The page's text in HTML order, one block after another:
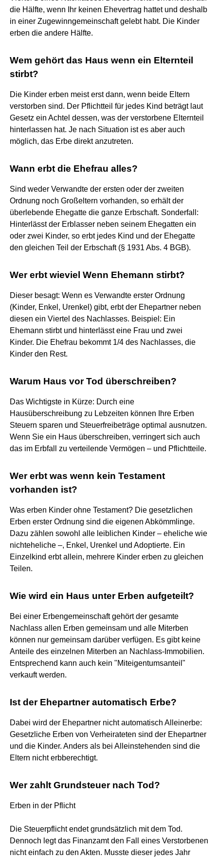
die Hälfte, wenn Ihr keinen Ehevertrag hattet und deshalb
in einer Zugewinngemeinschaft gelebt habt. Die Kinder
erben die andere Hälfte.
Wem gehört das Haus wenn ein Elternteil
stirbt?
Die Kinder erben meist erst dann, wenn beide Eltern
verstorben sind. Der Pflichtteil für jedes Kind beträgt laut
Gesetz ein Achtel dessen, was der verstorbene Elternteil
hinterlassen hat. Je nach Situation ist es aber auch
möglich, das Erbe direkt anzutreten.
Wann erbt die Ehefrau alles?
Sind weder Verwandte der ersten oder der zweiten
Ordnung noch Großeltern vorhanden, so erhält der
überlebende Ehegatte die ganze Erbschaft. Sonderfall:
Hinterlässt der Erblasser neben seinem Ehegatten ein
oder zwei Kinder, so erbt jedes Kind und der Ehegatte
den gleichen Teil der Erbschaft (§ 1931 Abs. 4 BGB).
Wer erbt wieviel Wenn Ehemann stirbt?
Dieser besagt: Wenn es Verwandte erster Ordnung
(Kinder, Enkel, Urenkel) gibt, erbt der Ehepartner neben
diesen ein Viertel des Nachlasses. Beispiel: Ein
Ehemann stirbt und hinterlässt eine Frau und zwei
Kinder. Die Ehefrau bekommt 1/4 des Nachlasses, die
Kinder den Rest.
Warum Haus vor Tod überschreiben?
Das Wichtigste in Kürze: Durch eine
Hausüberschreibung zu Lebzeiten können Ihre Erben
Steuern sparen und Steuerfreibeträge optimal ausnutzen.
Wenn Sie ein Haus überschreiben, verringert sich auch
das im Erbfall zu verteilende Vermögen – und Pflichtteile.
Wer erbt was wenn kein Testament
vorhanden ist?
Was erben Kinder ohne Testament? Die gesetzlichen
Erben erster Ordnung sind die eigenen Abkömmlinge.
Dazu zählen sowohl alle leiblichen Kinder – eheliche wie
nichteheliche –, Enkel, Urenkel und Adoptierte. Ein
Einzelkind erbt allein, mehrere Kinder erben zu gleichen
Teilen.
Wie wird ein Haus unter Erben aufgeteilt?
Bei einer Erbengemeinschaft gehört der gesamte
Nachlass allen Erben gemeinsam und alle Miterben
können nur gemeinsam darüber verfügen. Es gibt keine
Anteile des einzelnen Miterben an Nachlass-Immobilien.
Entsprechend kann auch kein "Miteigentumsanteil"
verkauft werden.
Ist der Ehepartner automatisch Erbe?
Dabei wird der Ehepartner nicht automatisch Alleinerbe:
Gesetzliche Erben von Verheirateten sind der Ehepartner
und die Kinder. Anders als bei Alleinstehenden sind die
Eltern nicht erbberechtigt.
Wer zahlt Grundsteuer nach Tod?
Erben in der Pflicht
Die Steuerpflicht endet grundsätzlich mit dem Tod.
Dennoch legt das Finanzamt den Fall eines Verstorbenen
nicht einfach zu den Akten. Musste dieser jedes Jahr